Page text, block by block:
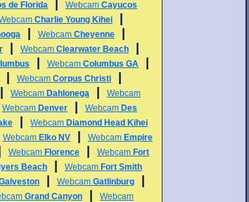
de Florida Webcam Cayucos
Charlie Young Kihei
Webcam Cheyenne
Webcam Clearwater Beach
Webcam Columbus GA
Webcam Corpus Christi
Webcam Dahlonega
Webcam
Webcam Denver Webcam Des
Webcam Diamond Head Kihei
Webcam Elko NV Webcam Empire
Webcam Florence Webcam Fort
Beach Webcam Fort Smith
Webcam Gatlinburg
Grand Canyon
Webcam